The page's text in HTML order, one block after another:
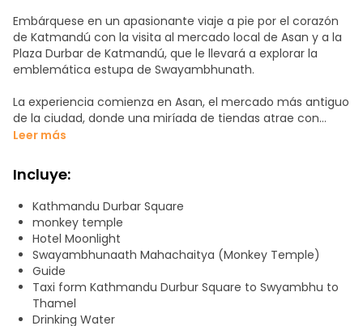
Embárquese en un apasionante viaje a pie por el corazón
de Katmandú con la visita al mercado local de Asan y a la
Plaza Durbar de Katmandú, que le llevará a explorar la
emblemática estupa de Swayambhunath.
La experiencia comienza en Asan, el mercado más antiguo
de la ciudad, donde una miríada de tiendas atrae con
productos locales, artesanía, delicias culinarias y especias
la vida local, con bulliciosos puestos enclavados en
estrechos callejones llenos de la rica esencia de la cultura
nepalesa.
Desde Asan, el viaje se dirige hacia la histórica plaza Durbar
de Katmandú, declarada Patrimonio de la Humanidad por
la UNESCO. Sumérjase en las maravillas de la arquitectura
antigua, las intrincadas estructuras de madera tallada y la
cautivadora historia viva que envuelve este núcleo
cultural.
Leer más
Incluye:
Kathmandu Durbar Square
monkey temple
Hotel Moonlight
Swayambhunaath Mahachaitya (Monkey Temple)
Guide
Taxi form Kathmandu Durbur Square to Swyambhu to
Thamel
Drinking Water